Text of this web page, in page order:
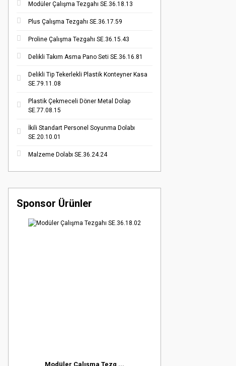
Modüler Çalışma Tezgahı SE.36.18.13
Plus Çalışma Tezgahı SE.36.17.59
Proline Çalışma Tezgahı SE.36.15.43
Delikli Takım Asma Pano Seti SE.36.16.81
Delikli Tip Tekerlekli Plastik Konteyner Kasa
SE.79.11.08
Plastik Çekmeceli Döner Metal Dolap
SE.77.08.15
İkili Standart Personel Soyunma Dolabı
SE.20.10.01
Malzeme Dolabı SE.36.24.24
Sponsor Ürünler
Modüler Çalışma Tezg ...